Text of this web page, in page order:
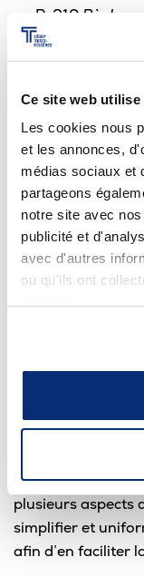
Ce site web utilise
Les cookies nous
et les annonces,
médias sociaux et
partageons
notre site avec
publicité et
avec d'autres
ou qu'ils ont
R-210
aux étudiants
(changé en
P-215
sanction des
P-501
des locaux
P-308
du personnel-
P-504
procédure);
R-102Aide à
pédagogique
procédure).
Le CA a résolu
modifications
plusieurs aspects
simplifier et
afin d’en faciliter